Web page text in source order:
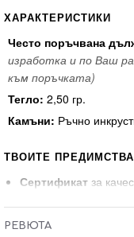
ХАРАКТЕРИСТИКИ
Често поръчвана
изработка и по Ваш
към поръчката)
Тегло: 2,50 гр.
Камъни: Ръчно
ТВОИТЕ ПРЕДИМСТВА
Сертификат за
Гаранцияот 6
Тест и преглед
РЕВЮТА